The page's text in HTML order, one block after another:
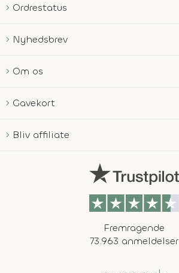
Ordrestatus
Nyhedsbrev
Om os
Gavekort
Bliv affiliate
Fremragende
73.963 anmeldelser